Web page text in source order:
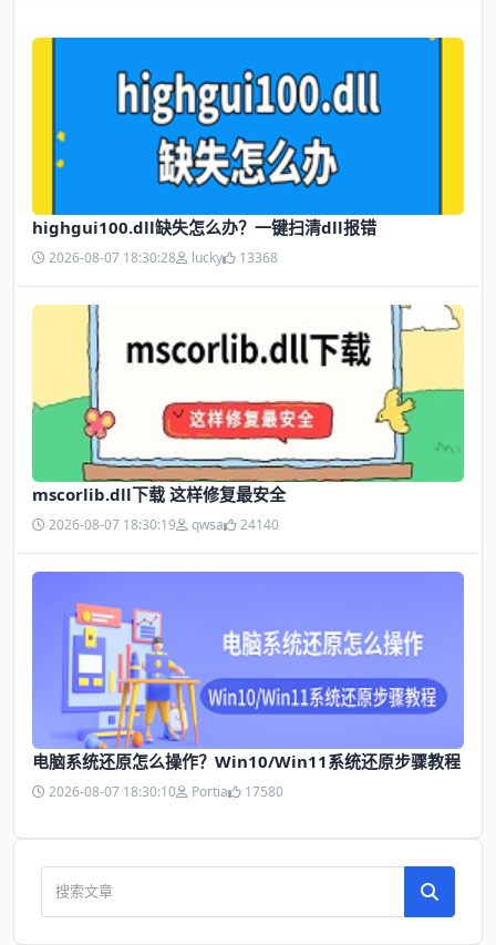
highgui100.dll缺失怎么办？一键扫清dll报错
2026-08-07 18:30:28 lucky 13368
mscorlib.dll下载 这样修复最安全
2026-08-07 18:30:19 qwsa 24140
电脑系统还原怎么操作？Win10/Win11系统还原步骤教程
2026-08-07 18:30:10 Portia 17580